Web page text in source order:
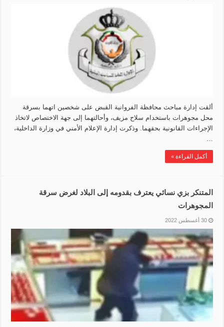
ألقت إدارة مباحث محافظة الفروانية القبض على شخصين اتهما بسرقة
محل مجوهرات باستخدام سلاح مزيف، وأحالتهما إلى جهة الاختصاص لاتخاذ
الإجراءات القانونية بحقهما. وذكرت إدارة الإعلام الأمني في وزارة الداخلية،
أكمل القراءة »
المتنكر بزي نسائي يعترف بقدومه إلى البلاد لغرض سرقة
المجوهرات
30 أغسطس 2022